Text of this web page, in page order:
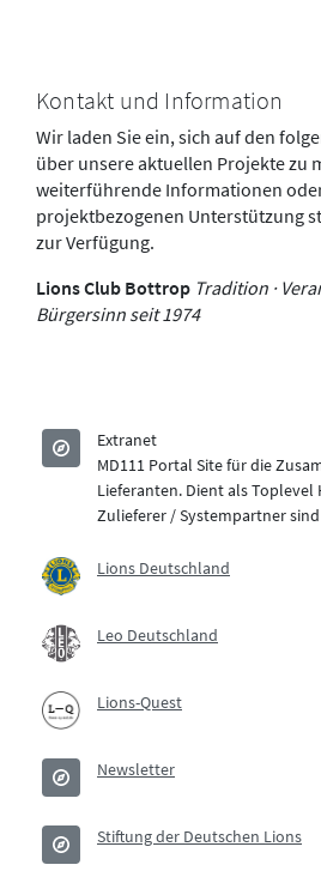
Kontakt und Information
Wir laden Sie ein, sich auf den
über unsere aktuellen Projekte zu
weiterführende Informationen
projektbezogenen Unterstützung
zur Verfügung.
Lions Club Bottrop Tradition ·
Bürgersinn seit 1974
Sites-Verzeichnis
Extranet
MD111 Portal Site für die
Lieferanten. Dient als Toplevel
Zulieferer / Systempartner
Lions Deutschland
Leo Deutschland
Lions-Quest
Newsletter
Stiftung der Deutschen Lions